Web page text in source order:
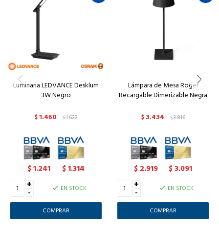
Luminaria LEDVANCE Desklum
3W Negro
$1.460 $1.622
$1.241 $1.314
+
- EN STOCK
Lámpara de Mesa Roger
Recargable Dimerizable Negra
$ 3.434 $3.816
$ 2.919 $3.091
+
- EN STOCK